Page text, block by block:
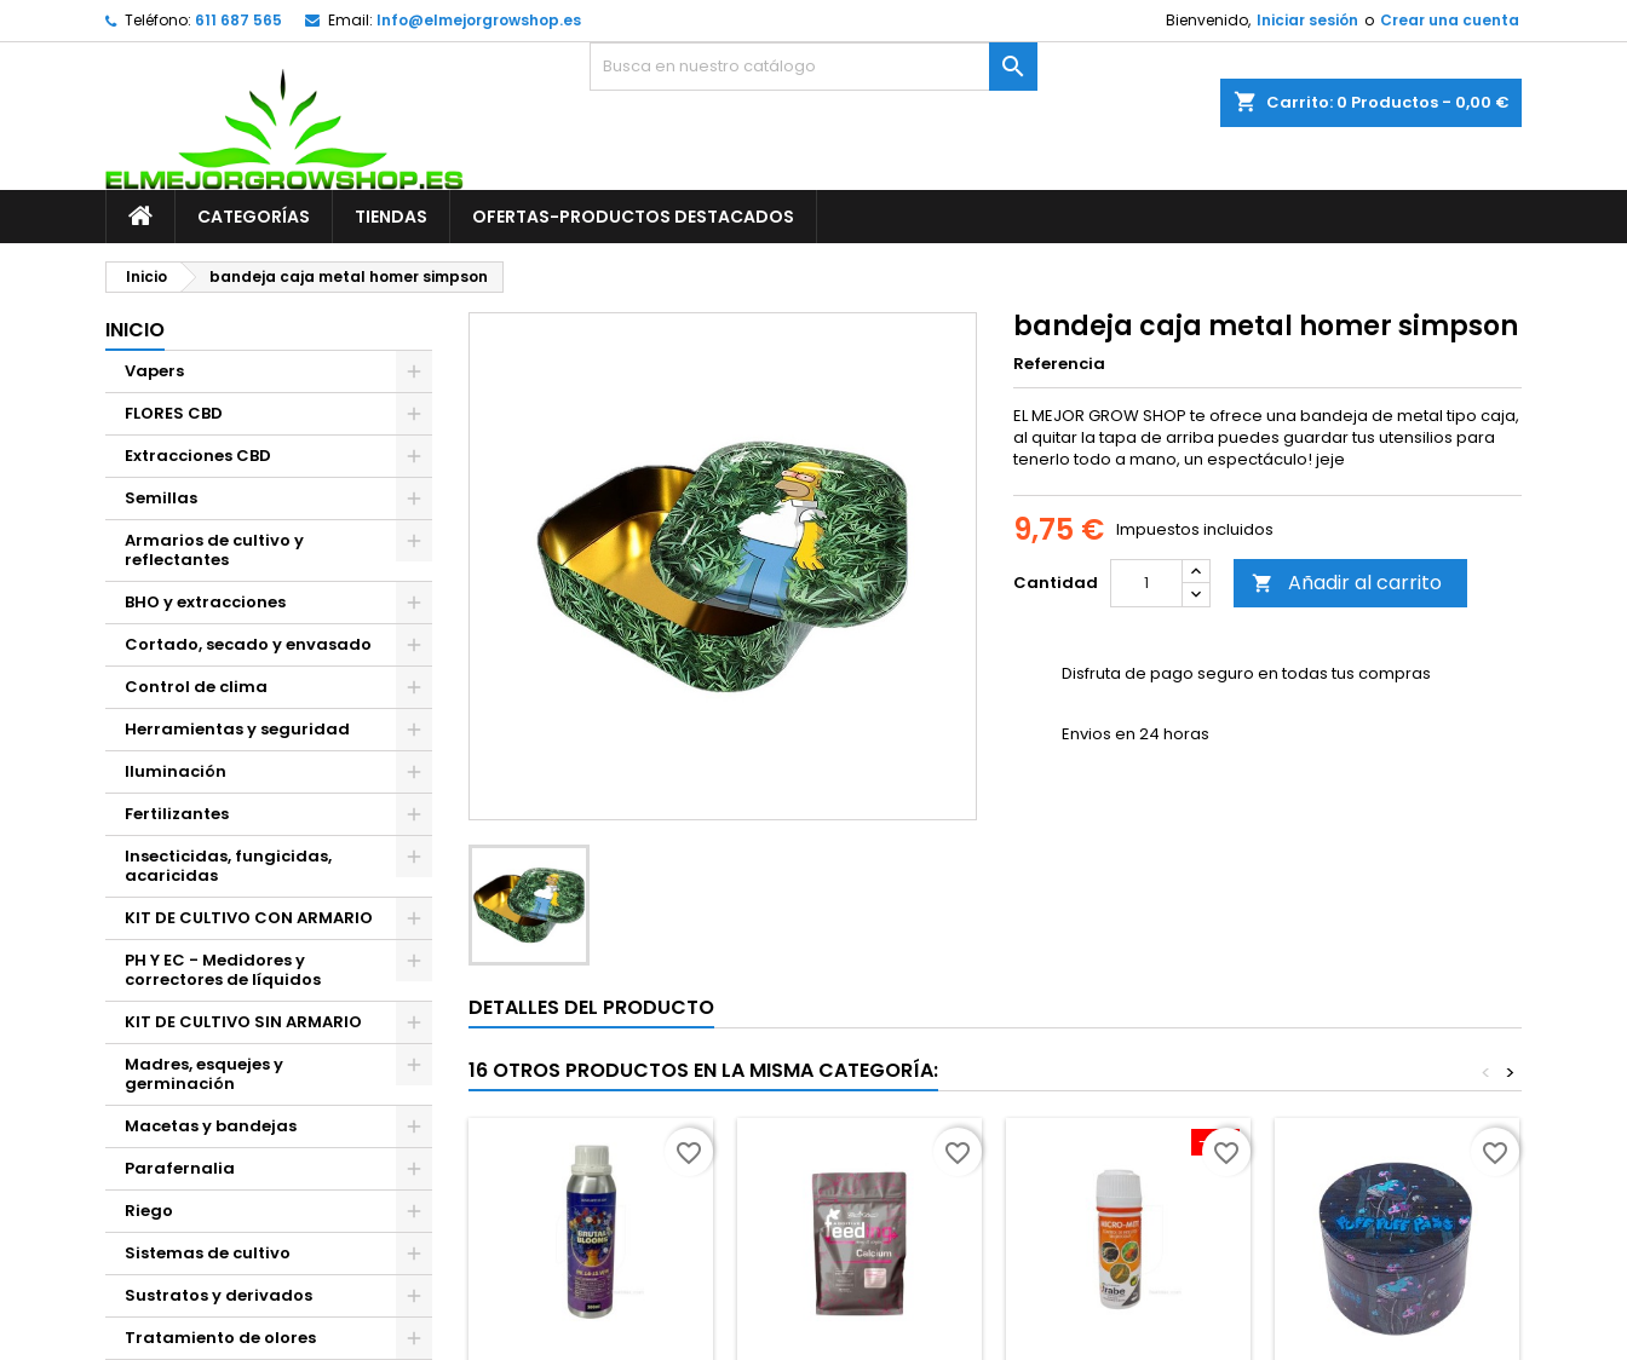
Teléfono: 611 687 565 Email: Info@elmejorgrowshop.es Bienvenido, Iniciar sesión o Crear una cuenta
shopping_cart Carrito: 0 Productos - 0,00 €

CATEGORÍAS TIENDAS OFERTAS-PRODUCTOS DESTACADOS
Inicio bandeja caja metal homer simpson
INICIO
Vapers
FLORES CBD
Extracciones CBD
Semillas
Armarios de cultivo y
reflectantes
BHO y extracciones
Cortado, secado y envasado
Control de clima
Herramientas y seguridad
Iluminación
Fertilizantes
Insecticidas, fungicidas,
acaricidas
KIT DE CULTIVO CON ARMARIO
PH Y EC - Medidores y
correctores de líquidos
KIT DE CULTIVO SIN ARMARIO
Madres, esquejes y
germinación
Macetas y bandejas
Parafernalia
Riego
Sistemas de cultivo
Sustratos y derivados
Tratamiento de olores
bandeja caja metal homer simpson
Referencia
EL MEJOR GROW SHOP te ofrece una bandeja de metal tipo caja,
al quitar la tapa de arriba puedes guardar tus utensilios para
tenerlo todo a mano, un espectáculo! jeje
9,75 € Impuestos incluidos
Cantidad  Añadir al carrito
Disfruta de pago seguro en todas tus compras
Envios en 24 horas
DETALLES DEL PRODUCTO
16 OTROS PRODUCTOS EN LA MISMA CATEGORÍA: >
<
favorite_border favorite_border -10%
favorite_border favorite_border